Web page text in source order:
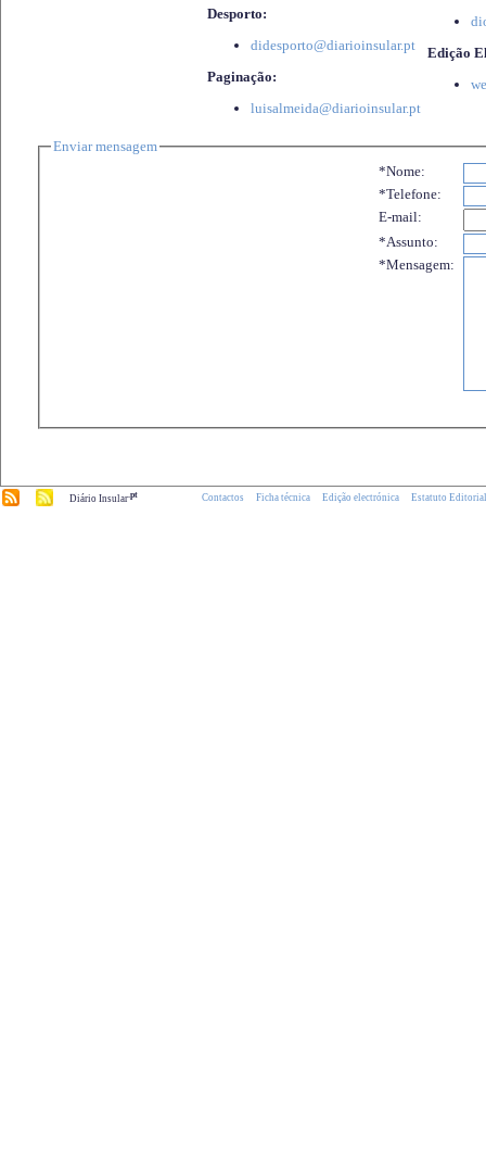
Desporto:
didesporto@diarioinsular.pt
Paginação:
luisalmeida@diarioinsular.pt
Edição
Enviar mensagem
*Nome:
*Telefone:
E-mail:
*Assunto:
*Mensagem:
Diário Insular.pt Contactos Ficha técnica Edição electrónica Estatuto Editorial